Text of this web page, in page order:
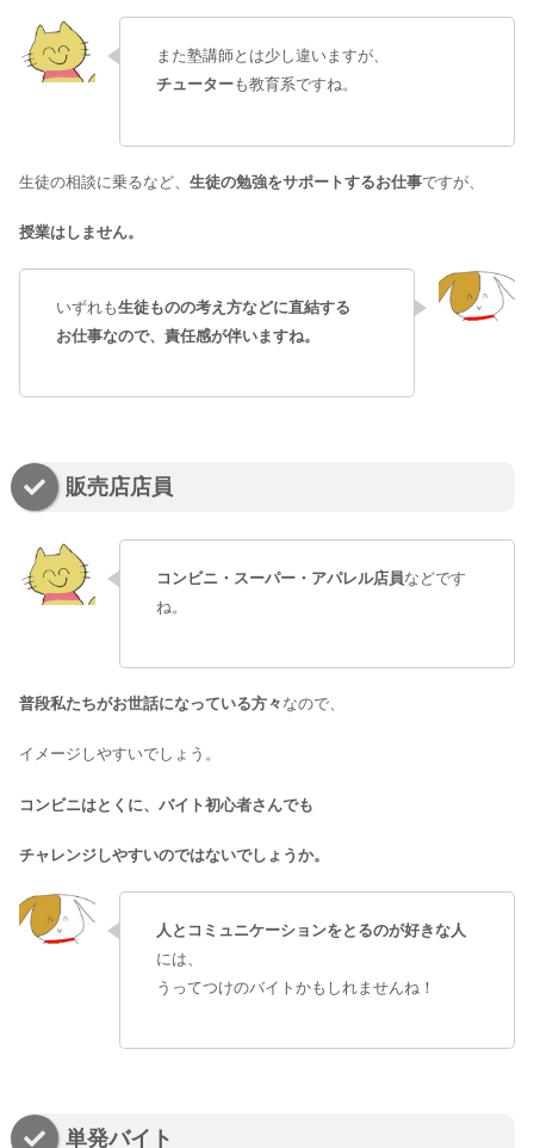
また塾講師とは少し違いますが、
チューターも教育系ですね。
生徒の相談に乗るなど、 生徒の勉強をサポートするお仕事ですが、
授業はしません。
いずれも生徒ものの考え方などに直結する
お仕事なので、責任感が伴いますね。
販売店店員
コンビニ・スーパー・アパレル店員などです
ね。
普段私たちがお世話になっている方々 なので、
イメージしやすいでしょう。
コンビニはとくに、バイト初心者さんでも
チャレンジしやすいのではないでしょうか。
人とコミュニケーションをとるのが好きな人
には、
うってつけのバイトかもしれませんね！
単発バイト